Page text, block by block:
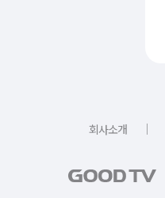
회사소개 ｜